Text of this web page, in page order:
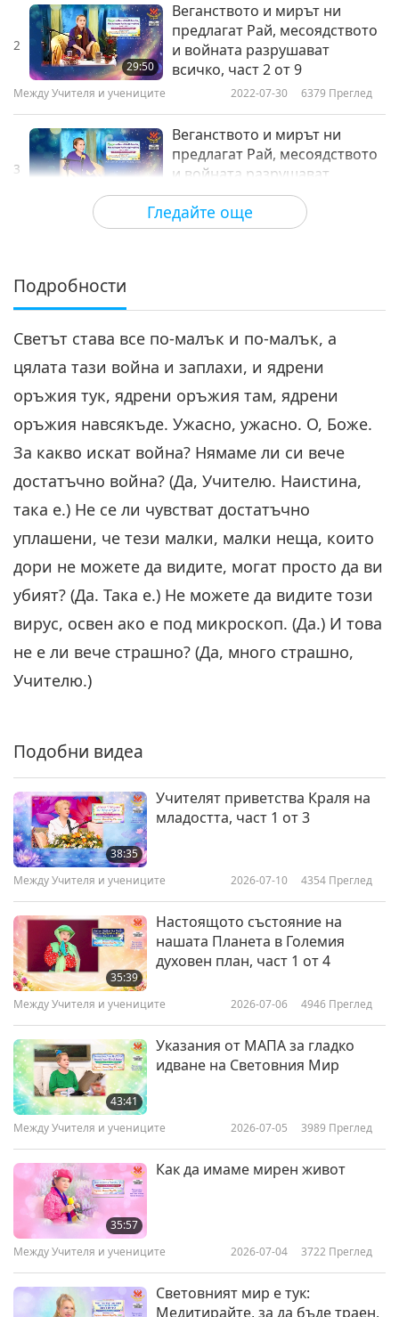
Гледайте още
2
29:50
Веганството и мирът ни
предлагат Рай, месоядството
и войната разрушават
всичко, част 2 от 9
Между Учителя и учениците 2022-07-30 6379 Преглед
3
Веганството и мирът ни
предлагат Рай, месоядството
и войната разрушават
всичко, част 3 от 9
Между Учителя и учениците 2022-07-31 6057
4
32:05
всичко, част 4 от 9
Между Учителя и учениците 2022-08-01 5968 Преглед
29:35
Веганството и мирът ни
предлагат Рай, месоядството
и войната разрушават
6
27:03
Веганството и мирът ни
предлагат Рай, месоядството
и войната разрушават
всичко, част 6 от 9
Между Учителя и учениците
7
Веганството и мирът ни
предлагат Рай, месоядството
8
26:48
предлагат Рай, месоядството
и войната разрушават
всичко, част 8 от 9
Между Учителя и учениците
9
30:48
Веганството и мирът ни
предлагат Рай, месоядството
и войната разрушават
всичко, част 9 от 9
Между Учителя и учениците 2022-08-06 6301Преглед
Подробности
Светът става все по-малък и по-малък, а
цялата тази война и заплахи, и ядрени
оръжия тук, ядрени оръжия там, ядрени
оръжия навсякъде. Ужасно, ужасно. О, Боже.
За какво искат война? Нямаме ли си вече
достатъчно война? (Да, Учителю. Наистина,
така е.) Не се ли чувстват достатъчно
уплашени, че тези малки, малки неща, които
дори не можете да видите, могат просто да ви
убият? (Да. Така е.) Не можете да видите този
вирус, освен ако е под микроскоп. (Да.) И това
не е ли вече страшно? (Да, много страшно,
Учителю.)
Подобни видеа
38:35
Учителят приветства Краля на
младостта, част 1 от 3
Между Учителя и учениците 2026-07-10 4354 Преглед
35:39
Настоящото състояние на
нашата Планета в Големия
духовен план, част 1 от 4
Между Учителя и учениците 2026-07-06 4946 Преглед
43:41
Указания от МАПА за гладко
идване на Световния Мир
Между Учителя и учениците 2026-07-05 3989 Преглед
35:57
Как да имаме мирен живот
Между Учителя и учениците 2026-07-04 3722 Преглед
Световният мир е тук:
Медитирайте, за да бъде траен,